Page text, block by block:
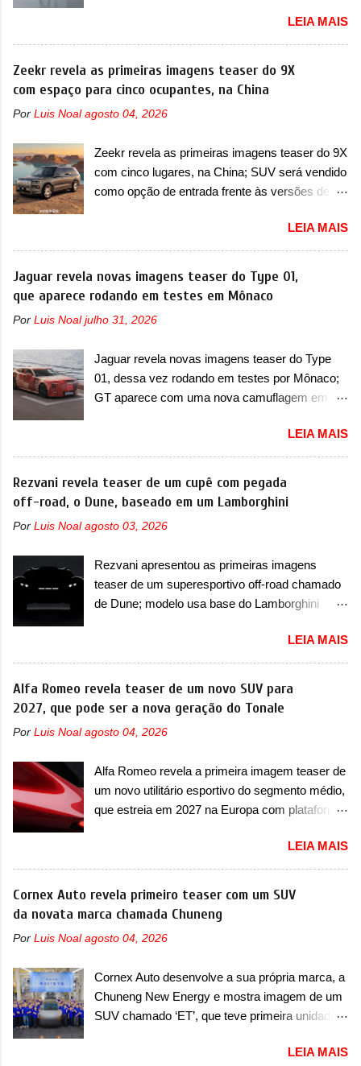
nada os primeiros consumidores). Pelas
imagens teaser, se percebe que o sedã contará
com um novo para-choque na dianteira. Ele
passa a trazer um vinco horizontal mais
destacado que atravessa toda a dianteira do
faróis. Ele ainda possui um espaço para a placa
novo abaixo do vinco e uma nova entrada de ar
de patente de uma nova minivan, na China.
Registradas no Ministério da Indústria e
Tecnologia da Informação, o MIIT, a BYD Xia é
uma nova minivan que a marca chinesa
apresentará aos consumidores chineses para
além da minivan conhecida como Song Max.
(PHEV), a nova minivan vai colocar a marca
para concorrer com uma série de outras
minivans de porte similar, visto que por lá o
várias opções). Em termos de design, a Xia se
destaca por trazer uma dianteira com faróis
retangulares e inclinados. Os faróis possuem
projetores em LED e uma parte superior com
luzes diurnas (DRL) em LED na parte superior
por meio de uma barra em LED que passa
abaixo da barra prateada que aparece na parte
sup...
LEIA MAIS
Zeekr revela as primeiras imagens teaser do 9X
com espaço para cinco ocupantes, na China
Por Luis Noal agosto 04, 2026
Zeekr revela as primeiras imagens teaser do 9X
com cinco lugares, na China; SUV será vendido
como opção de entrada frente às versões de
uma configuração mais simples para os
interessados no 9X, na China. O SUV topo de
linha da marca poderá ser vendido com uma
opção de cinco lugares, que ficará posicionada
de seis lugares, dispostos em três filas de
será vendido com uma configuração padrão, de
cinco lugares (2+3), que entrou em regime de
pré-venda na China, indicando seu lançamento
primeiras imagens do interior com a nova
configuração. A principal mudança fica por
conta da segunda fila de bancos, que perde as
poltronas individuais por bancos mais
convencionais, de três lugares. Ao mesmo
pode reclinar e nele existe dois espaços de
recarga por indução para smartphones...
LEIA MAIS
Jaguar revela novas imagens teaser do Type 01,
que aparece rodando em testes em Mônaco
Por Luis Noal julho 31, 2026
Jaguar revela novas imagens teaser do Type
01, dessa vez rodando em testes por Mônaco;
GT aparece com uma nova camuflagem em
imagens teaser do Type 01 em testes pelas
ruas de Mônaco. O modelo continua rodando
em testes e chegou no principado para o E-Prix
de Fórmula E, como apoio a equipe da Jaguar
na competição. O elétrico aproveitou para
passar por uma série de localidades da cidade-
Cassino e La Rascasse. Para ir a Mônaco, a
marca inglesa apresentou uma nova
camuflagem ao elétrico que representa uma
traços monolíticos retos e circulares. O
desenvolvimento do modelo ainda continua
acontecendo e a marca fala que, em relação ao
I-Pace (primeiro elétrico da Jaguar), o Type 01
ganhou uma série de aprimoramentos pelas
equipe campeã mundial de carros elétricos. A
marca comentou que o novo carro elétrico da
marca terá inversores ...
LEIA MAIS
Rezvani revela teaser de um cupê com pegada
off-road, o Dune, baseado em um Lamborghini
Por Luis Noal agosto 03, 2026
Rezvani apresentou as primeiras imagens
teaser de um superesportivo off-road chamado
de Dune; modelo usa base do Lamborghini
apresentou as primeiras imagens teaser de um
novo superesportivo que vai oferecer aos seus
consumidores. Trata-se do Dune, um cupê
superesportivo que terá uma proposta off-road
assim como outros esportivos recentemente
tiveram, como o Porsche 911 Dakar e o...
italiano tem grande parte no desenvolvimento
do Dune. Baseado no Huracán, o Dune nasce
com uma proposta similar ao que a marca
característico da Rezvani. Junto com as
imagens, a marca já confirmou que o Dune será
um carro muito exclusivo. Ao todo, serão
apenas sete unidades produzidas... para todo
equipado com um motor V10 Supercharger
capaz de desenvolver cerca de 800cv que
separou a performance exótica da aventura i...
LEIA MAIS
Alfa Romeo revela teaser de um novo SUV para
2027, que pode ser a nova geração do Tonale
Por Luis Noal agosto 04, 2026
Alfa Romeo revela a primeira imagem teaser de
um novo utilitário esportivo do segmento médio,
que estreia em 2027 na Europa com plataforma
imagem teaser de um novo utilitário esportivo
da marca italiana, previsto para ser lançado em
meados de 2027. O novo modelo não tem
nome ou se é uma nova geração de um modelo
existente, o que poderia acontecer. Sabe-se
apenas que o novo modelo em questão é um
foi confirmado durante a Mesa Redonda
Nacional da Indústria Automotiva, organizada
pelo Ministério dos Negócios e do Made in Italy
Cappellano, Diretor de Operações da Stellantis
LEIA MAIS
Cornex Auto revela primeiro teaser com um SUV
da novata marca chamada Chuneng
Por Luis Noal agosto 04, 2026
Cornex Auto desenvolve a sua própria marca, a
Chuneng New Energy e mostra imagem de um
SUV chamado ‘ET’, que teve primeira unidade
incrível de criar marcas de automóveis eLEIA MAIS